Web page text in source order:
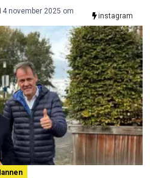
november 2025 om
instagram